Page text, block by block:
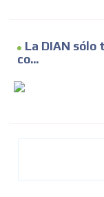
La DIAN sólo
co...